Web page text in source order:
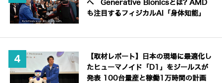
へ Generative Bionicsとは? AMD
も注目するフィジカルAI「身体知能」
【取材レポート】日本の現場に最適化し
たヒューマノイド「D1」をジールスが
発表 100台量産と稼働1万時間の計画